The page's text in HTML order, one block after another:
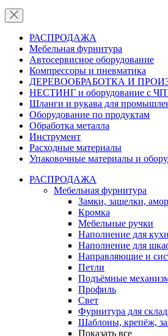
РАСПРОДАЖА
Мебельная фурнитура
Автосервисное оборудование
Компрессоры и пневматика
ДЕРЕВООБРАБОТКА И
НЕСТИНГ и оборудование с
Шланги и рукава для
Оборудование по продуктам
Обработка металла
Инструмент
Расходные материалы
Упаковочные материалы и
РАСПРОДАЖА
Мебельная фурнитура
Замки, защелки,
Кромка
Мебельные ручки
Наполнение для
Наполнение для
Направляющие и
Петли
Подъёмные
Профиль
Свет
Фурнитура для
Шаблоны, крепёж,
Показать все